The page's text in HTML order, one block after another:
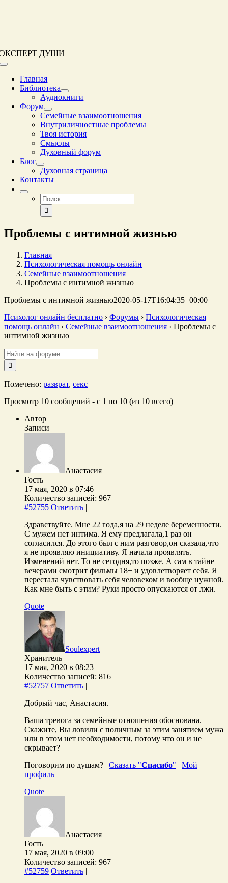
ЭКСПЕРТ ДУШИ
Переключение
навигацииГлавная
Библиотека
Аудиокниги
Форум
Семейные взаимоотношения
Внутриличностные проблемы
Твоя история
Смыслы
Духовный форум
Блог
Духовная страница
Контакты
Результат
поиска:
Проблемы с интимной жизнью
Главная
Психологическая помощь онлайн
Семейные взаимоотношения
Проблемы с интимной жизнью
Проблемы с интимной жизнью2020-05-17T16:04:35+00:00
Психолог онлайн бесплатно › Форумы › Психологическая
помощь онлайн › Семейные взаимоотношения › Проблемы с
интимной жизнью
Поиск:
Помечено: разврат, секс
Просмотр 10 сообщений - с 1 по 10 (из 10 всего)
Автор
Записи
Анастасия
Гость
17 мая, 2020 в 07:46
Количество записей: 967
#52755 Ответить |
Здравствуйте. Мне 22 года,я на 29 неделе беременности.
С мужем нет интима. Я ему предлагала,1 раз он
согласился. До этого был с ним разговор,он сказала,что
я не проявляю инициативу. Я начала проявлять.
Изменений нет. То не сегодня,то позже. А сам в тайне
вечерами смотрит фильмы 18+ и удовлетворяет себя. Я
перестала чувствовать себя человеком и вообще нужной.
Как мне быть с этим? Руки просто опускаются от лжи.
Quote
Soulexpert
Хранитель
17 мая, 2020 в 08:23
Количество записей: 816
#52757 Ответить |
Добрый час, Анастасия.
Ваша тревога за семейные отношения обоснована.
Скажите, Вы ловили с поличным за этим занятием мужа
или в этом нет необходимости, потому что он и не
скрывает?
Поговорим по душам? | Сказать "Спасибо" | Мой
профиль
Quote
Анастасия
Гость
17 мая, 2020 в 09:00
Количество записей: 967
#52759 Ответить |